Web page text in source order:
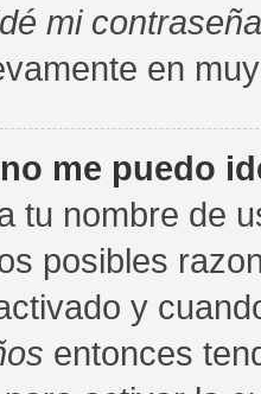
mi contraseña
en
me puedo
tu nombre de
posibles
y
entonces